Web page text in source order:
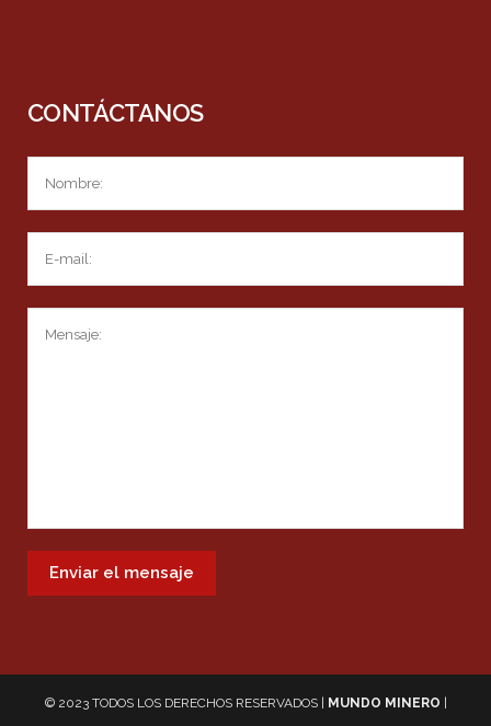
CONTÁCTANOS
© 2023 TODOS LOS DERECHOS RESERVADOS | MUNDO MINERO